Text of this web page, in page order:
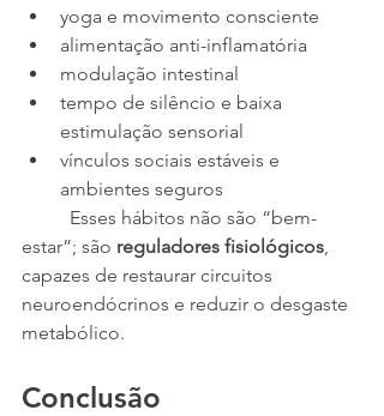
yoga e movimento consciente
alimentação anti-inflamatória
modulação intestinal
tempo de silêncio e baixa
estimulação sensorial
vínculos sociais estáveis e
ambientes seguros
estar”; são reguladores fisiológicos
capazes de restaurar circuitos
neuroendócrinos e reduzir o desgaste
metabólico.
Conclusão